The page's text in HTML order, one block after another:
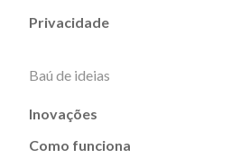
Privacidade
Baú de ideias
Inovações
Como funciona